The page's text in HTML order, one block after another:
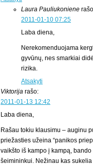
Laura Pauliukoniene
2011-01-10 07:25
Laba diena,
Nerekomenduojama
gyvūnų, nes smarkiai
rizika.
Atsakyti
Viktorija rašo:
2011-01-13 12:42
Laba diena,
Rašau tokiu klausimu – auginu
priežasties užeina “panikos
vaikšto iš kampo į kampą,
šeimininkui. Nežinau kas